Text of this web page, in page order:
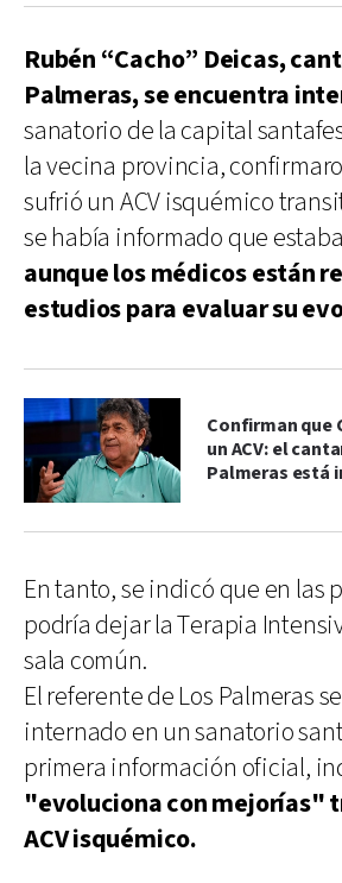
Rubén “Cacho” Deicas,
Palmeras, se encuentra
sanatorio de la capital
la vecina provincia,
sufrió un ACV isquémico
se había informado que estaba
aunque los médicos están
estudios para evaluar su
Confirman que
un ACV: el
Palmeras está
En tanto, se indicó que en las
podría dejar la Terapia
sala común.
El referente de Los Palmeras
internado en un sanatorio
primera información oficial,
"evoluciona con mejorías"
ACV isquémico.